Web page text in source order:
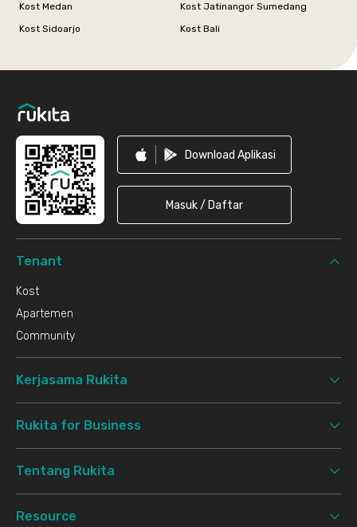
Kost Medan
Kost Jatinangor Sumedang
Kost Sidoarjo
Kost Bali
Download Aplikasi
Masuk / Daftar
Tenant
Kost
Apartemen
Community
Kerjasama Rukita
Rukita for Business
Tentang Rukita
Resource